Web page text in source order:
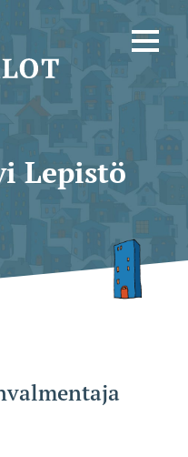
Lepistö